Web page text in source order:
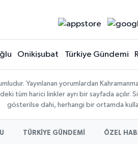
Onikişubat Türkiye Gündemi
Yayınlanan yorumlardan
tüm harici linkler ayrı bir sayfada açılır.
gösterilse dahi, herhangi bir ortamda
TÜRKİYE GÜNDEMİ ÖZEL